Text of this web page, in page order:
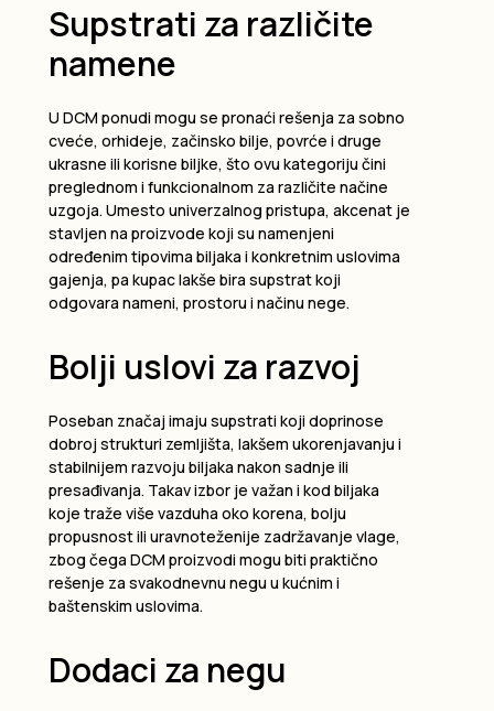
Supstrati za različite
namene
U DCM ponudi mogu se pronaći rešenja za sobno
cveće, orhideje, začinsko bilje, povrće i druge
ukrasne ili korisne biljke, što ovu kategoriju čini
preglednom i funkcionalnom za različite načine
uzgoja. Umesto univerzalnog pristupa, akcenat je
stavljen na proizvode koji su namenjeni
određenim tipovima biljaka i konkretnim uslovima
gajenja, pa kupac lakše bira supstrat koji
odgovara nameni, prostoru i načinu nege.
Bolji uslovi za razvoj
Poseban značaj imaju supstrati koji doprinose
dobroj strukturi zemljišta, lakšem ukorenjavanju i
stabilnijem razvoju biljaka nakon sadnje ili
presađivanja. Takav izbor je važan i kod biljaka
koje traže više vazduha oko korena, bolju
propusnost ili uravnoteženije zadržavanje vlage,
zbog čega DCM proizvodi mogu biti praktično
rešenje za svakodnevnu negu u kućnim i
baštenskim uslovima.
Dodaci za negu